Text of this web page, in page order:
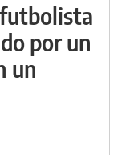
por un
un